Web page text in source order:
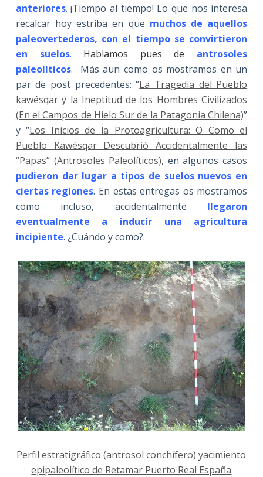
anteriores. ¡Tiempo al tiempo! Lo que nos interesa
recalcar hoy estriba en que muchos de aquellos
paleovertederos, con el tiempo se convirtieron
en suelos. Hablamos pues de antrosoles
paleolíticos. Más aun como os mostramos en un
par de post precedentes: “La Tragedia del Pueblo
kawésqar y la Ineptitud de los Hombres Civilizados
(En el Campos de Hielo Sur de la Patagonia Chilena)”
y “Los Inicios de la Protoagricultura: O Como el
Pueblo Kawésqar Descubrió Accidentalmente las
“Papas” (Antrosoles Paleolíticos), en algunos casos
pudieron dar lugar a tipos de suelos nuevos en
ciertas regiones. En estas entregas os mostramos
como incluso, accidentalmente llegaron
eventualmente a inducir una agricultura
incipiente. ¿Cuándo y como?.
Perfil estratigráfico (antrosol conchífero) yacimiento
epipaleolítico de Retamar Puerto Real España